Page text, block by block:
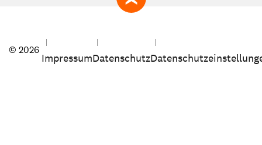
zum Seitenanfang
© 2026
ImpressumDatenschutz